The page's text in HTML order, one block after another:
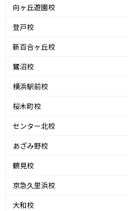
向ヶ丘遊園校
登戸校
新百合ヶ丘校
鷺沼校
横浜駅前校
桜木町校
センター北校
あざみ野校
鶴見校
京急久里浜校
大和校